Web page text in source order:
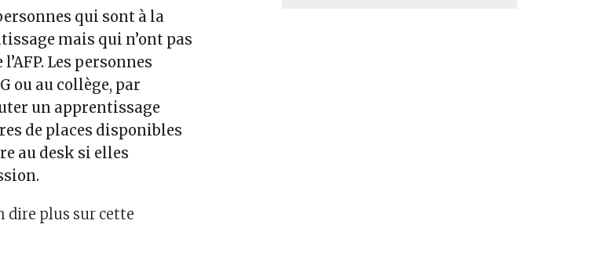
qui sont à la
mais qui n’ont pas
Les personnes
ou au collège, par
un apprentissage
de places disponibles
au desk si elles
dire plus sur cette